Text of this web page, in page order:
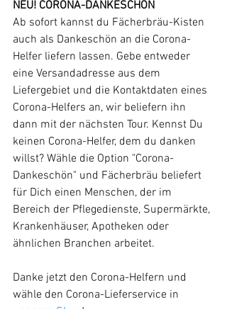
NEU! CORONA-DANKESCHÖN
Ab sofort kannst du Fächerbräu-Kisten
auch als Dankeschön an die Corona-
Helfer liefern lassen. Gebe entweder
eine Versandadresse aus dem
Liefergebiet und die Kontaktdaten eines
Corona-Helfers an, wir beliefern ihn
dann mit der nächsten Tour. Kennst Du
keinen Corona-Helfer, dem du danken
willst? Wähle die Option "Corona-
Dankeschön" und Fächerbräu beliefert
für Dich einen Menschen, der im
Bereich der Pflegedienste, Supermärkte,
Krankenhäuser, Apotheken oder
ähnlichen Branchen arbeitet.
Danke jetzt den Corona-Helfern und
wähle den Corona-Lieferservice in